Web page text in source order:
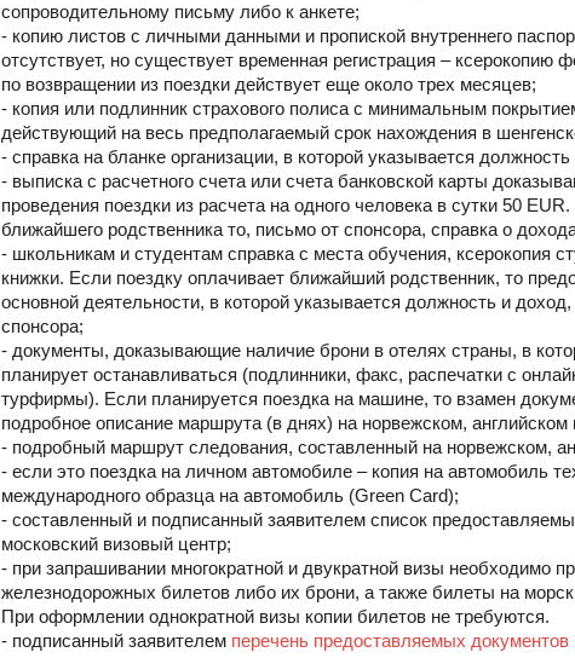
сопроводительному письму либо к анкете;
- копию листов с личными данными и пропиской внутреннего
отсутствует, но существует временная регистрация –
по возвращении из поездки действует еще около трех месяцев;
- копия или подлинник страхового полиса с минимальным
действующий на весь предполагаемый срок нахождения в
- справка на бланке организации, в которой указывается
- выписка с расчетного счета или счета банковской карты
проведения поездки из расчета на одного человека в сутки 50
ближайшего родственника то, письмо от спонсора, справка о
- школьникам и студентам справка с места обучения, ксерокопия
книжки. Если поездку оплачивает ближайший родственник, то
основной деятельности, в которой указывается должность и
спонсора;
- документы, доказывающие наличие брони в отелях страны, в
планирует останавливаться (подлинники, факс, распечатки с
турфирмы). Если планируется поездка на машине, то взамен
подробное описание маршрута (в днях) на норвежском,
- подробный маршрут следования, составленный на норвежском,
- если это поездка на личном автомобиле – копия на автомобиль
международного образца на автомобиль (Green Card);
- составленный и подписанный заявителем список
московский визовый центр;
- при запрашивании многократной и двукратной визы необходимо
железнодорожных билетов либо их брони, а также билеты на
При оформлении однократной визы копии билетов не требуются.
- подписанный заявителем перечень предоставляемых документов